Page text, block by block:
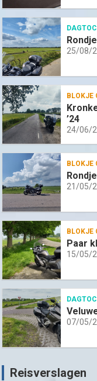
25/08/
BLOKJE
’24
24/06/
BLOKJE
21/05/
BLOKJE
Paar
15/05/
07/05/
Reisverslagen